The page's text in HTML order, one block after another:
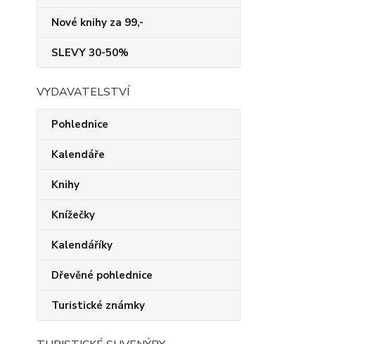
Nové knihy za 99,-
SLEVY 30-50%
VYDAVATELSTVÍ
Pohlednice
Kalendáře
Knihy
Knížečky
Kalendáříky
Dřevěné pohlednice
Turistické známky